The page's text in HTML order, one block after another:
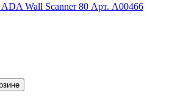
Wall Scanner 80 Арт. А00466